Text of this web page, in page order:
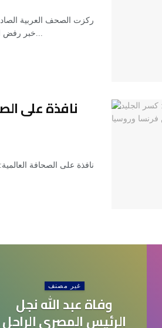
ركزت الصحف العربية
نافذة على
نافذة على الصحافة
غير مصنف
وفاة عبد الله نجل
الرئيس المصري الراحل